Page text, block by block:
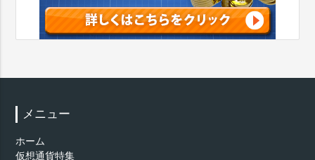
メニュー
ホーム
仮想通貨特集